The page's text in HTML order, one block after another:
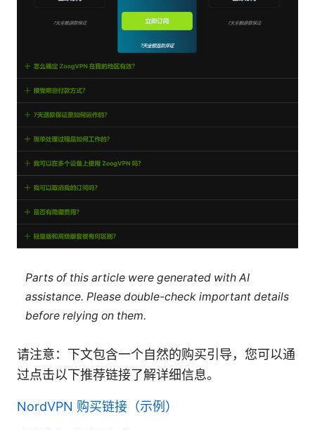
Parts of this article were generated with AI
assistance. Please double-check important details
before relying on them.
请注意：下文包含一个自然的购买引导，您可以通
过点击以下推荐链接了解详细信息。
NordVPN 购买链接（示例）